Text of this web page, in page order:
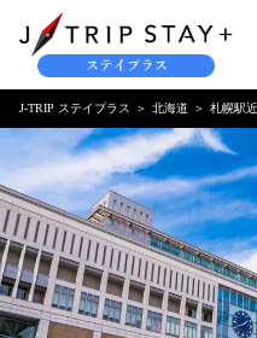
J-TRIP ステイプラス 北海道 札幌駅